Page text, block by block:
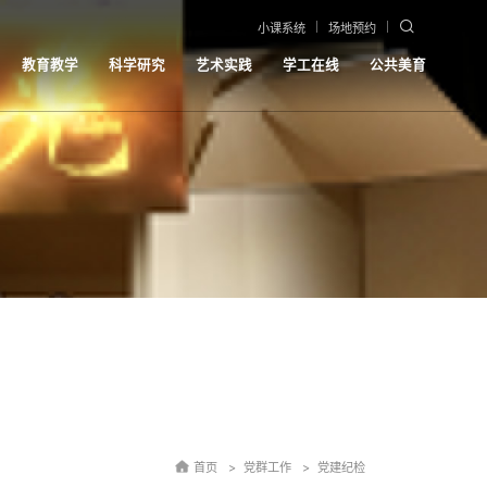
小课系统 场地预约
教育教学 科学研究 艺术实践 学工在线 公共美育
首页 党群工作 党建纪检